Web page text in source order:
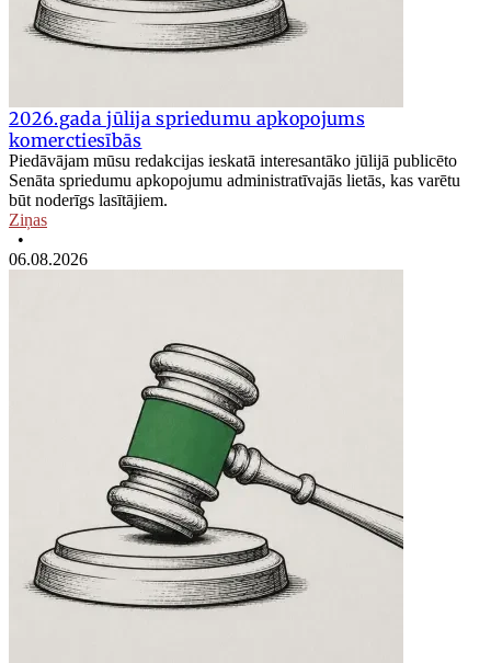
2026.gada jūlija spriedumu apkopojums
komerctiesībās
Piedāvājam mūsu redakcijas ieskatā interesantāko jūlijā publicēto
Senāta spriedumu apkopojumu administratīvajās lietās, kas varētu
būt noderīgs lasītājiem.
Ziņas
•
06.08.2026